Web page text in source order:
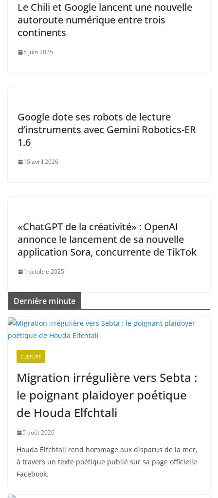
Le Chili et Google lancent une nouvelle
autoroute numérique entre trois
continents
5 juin 2025
Google dote ses robots de lecture
d’instruments avec Gemini Robotics-ER
1.6
15 avril 2026
«ChatGPT de la créativité» : OpenAI
annonce le lancement de sa nouvelle
application Sora, concurrente de TikTok
1 octobre 2025
Dernière minute
CULTURE
Migration irrégulière vers Sebta :
le poignant plaidoyer poétique
de Houda Elfchtali
5 août 2026
Houda Elfchtali rend hommage aux disparus de la mer,
à travers un texte poétique publié sur sa page officielle
Facebook.